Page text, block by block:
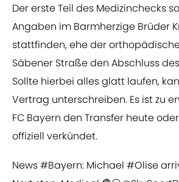
Der erste Teil des Medizinchecks
Angaben im Barmherzige Brüder
stattfinden, ehe der
Säbener Straße den Abschluss
Sollte hierbei alles glatt laufen,
Vertrag unterschreiben. Es ist zu
FC Bayern den Transfer heute
offiziell verkündet.
News#Bayern: Michael #Olise